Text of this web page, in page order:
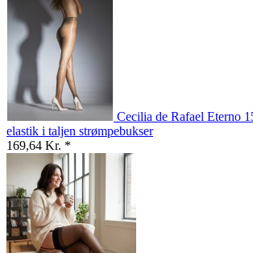
Cecilia de Rafael Eterno
elastik i taljen strømpebukser
169,64 Kr. *